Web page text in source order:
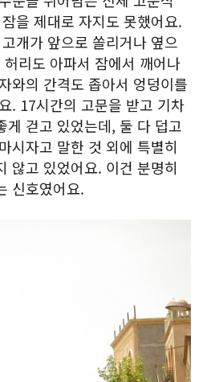
을 제대로 자지도 못했어요.
개가 앞으로 쏠리거나 옆으
리도 아파서 잠에서 깨어나
와의 간격도 좁아서 엉덩이를
. 17시간의 고문을 받고 기차
게 걷고 있었는데, 둘 다 덥고
시자고 말한 것 외에 특별히
않고 있었어요. 이건 분명히
신호였어요.